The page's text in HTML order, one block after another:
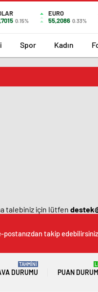
0.15%
EURO
55,2086 0.33%
Spor Kadın
talebiniz için lütfen
takip
DURUMU
TAHMİNİ
PUAN